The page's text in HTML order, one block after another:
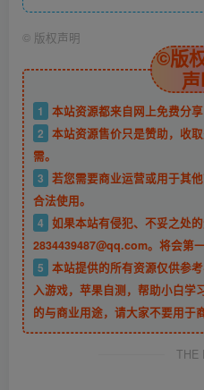
© 版权声明
©版
1
本站资源都来自网上免费分
2 本站资源售价只是赞助，收
需。
3 若您需要商业运营或用于其
合法使用。
4 如果本站有侵犯、不妥之处的
2834439487@qq.com。将会第
5 本站提供的所有资源仅供参
入游戏，苹果自测，帮助小白学
的与商业用途，请大家不要用于
THE